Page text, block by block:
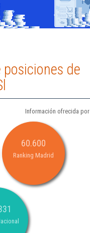
posiciones de
Información ofrecida por
60.600
Ranking Madrid